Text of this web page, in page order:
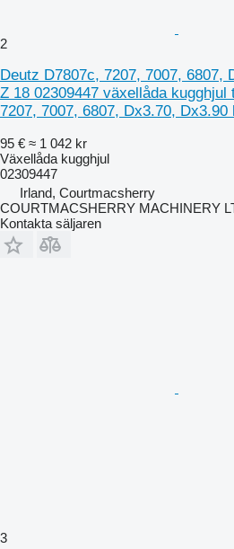
2
Deutz D7807c, 7207, 7007, 6807,
Z 18 02309447 växellåda
7207, 7007, 6807, Dx3.70, Dx3.90
95 € ≈ 1 042 kr
Växellåda kugghjul
02309447
Irland, Courtmacsherry
COURTMACSHERRY MACHINERY
Kontakta säljaren
3